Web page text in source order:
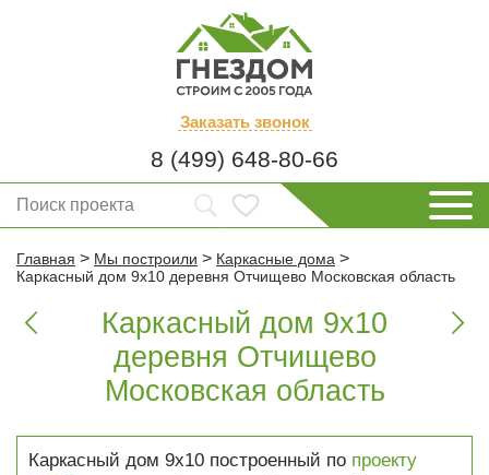
Заказать звонок
8 (499) 648-80-66
Главная > Мы построили > Каркасные дома >
Каркасный дом 9х10 деревня Отчищево Московская область

Каркасный дом 9х10
деревня Отчищево
Московская область

Каркасный дом 9х10 построенный по проекту